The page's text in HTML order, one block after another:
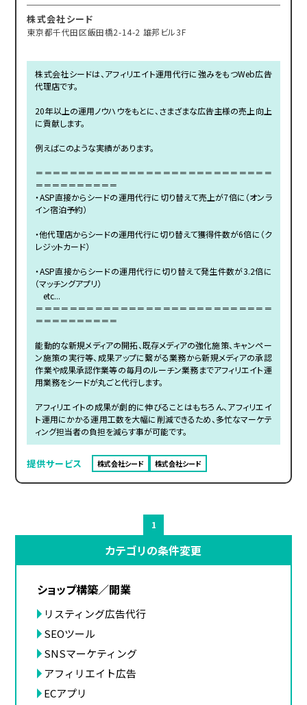
株式会社シード
東京都千代田区飯田橋2-14-2 雄邦ビル3F
株式会社シードは、アフィリエイト運用代行に強みをもつWeb広告
代理店です。
20年以上の運用ノウハウをもとに、さまざまな広告主様の売上向上
に貢献します。
例えばこのような実績があります。
＝＝＝＝＝＝＝＝＝＝＝＝＝＝＝＝＝＝＝＝＝＝＝＝＝＝＝＝
＝＝＝＝＝＝＝＝＝＝
・ASP直接からシードの運用代行に切り替えて売上が7倍に（オンラ
イン宿泊予約）
・他代理店からシードの運用代行に切り替えて獲得件数が6倍に（ク
レジットカード）
・ASP直接からシードの運用代行に切り替えて発生件数が3.2倍に
（マッチングアプリ）
etc...
＝＝＝＝＝＝＝＝＝＝＝＝＝＝＝＝＝＝＝＝＝＝＝＝＝＝＝＝
＝＝＝＝＝＝＝＝＝＝
能動的な新規メディアの開拓、既存メディアの強化施策、キャンペー
ン施策の実行等、成果アップに繋がる業務から新規メディアの承認
作業や成果承認作業等の毎月のルーチン業務までアフィリエイト運
用業務をシードが丸ごと代行します。
アフィリエイトの成果が劇的に伸びることはもちろん、アフィリエイ
ト運用にかかる運用工数を大幅に削減できるため、多忙なマーケテ
ィング担当者の負担を減らす事が可能です。
提供サービス 株式会社シード 株式会社シード
1
カテゴリの条件変更
ショップ構築／開業
リスティング広告代行
SEOツール
SNSマーケティング
アフィリエイト広告
ECアプリ